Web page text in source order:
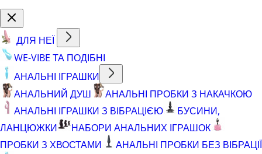
ДЛЯ НЕЇ
WE-VIBE ТА ПОДІБНІ
АНАЛЬНІ ІГРАШКИ
АНАЛЬНИЙ ДУШ
АНАЛЬНІ ПРОБКИ З НАКАЧКОЮ
АНАЛЬНІ ІГРАШКИ З ВІБРАЦІЄЮ
БУСИНИ,
ЛАНЦЮЖКИ
НАБОРИ АНАЛЬНИХ ІГРАШОК
ПРОБКИ З ХВОСТАМИ
АНАЛЬНІ ПРОБКИ БЕЗ ВІБРАЦІЇ